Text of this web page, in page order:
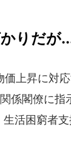
りだが
上昇に対
係閣僚に指
活困窮者支